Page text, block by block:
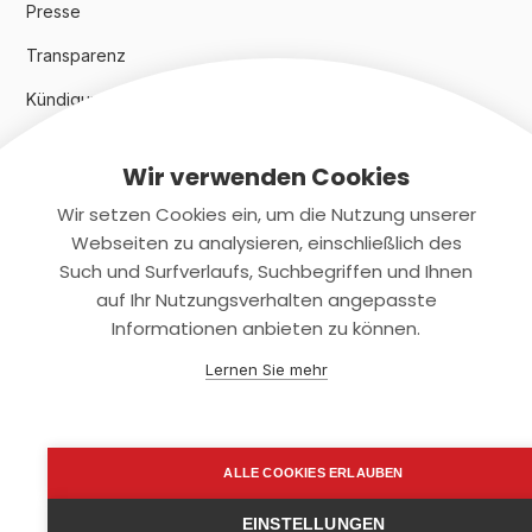
Presse
Transparenz
Kündigungsindex 2024
Rechtliches
Datenschutz
support@smartkuendigen.de
Wir verwenden Cookies
Wir setzen Cookies ein, um die Nutzung unserer
Webseiten zu analysieren, einschließlich des
Such und Surfverlaufs, Suchbegriffen und Ihnen
auf Ihr Nutzungsverhalten angepasste
Informationen anbieten zu können.
Lernen Sie mehr
ALLE COOKIES ERLAUBEN
EINSTELLUNGEN